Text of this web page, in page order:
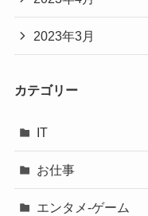
2023年3月
カテゴリー
IT
お仕事
エンタメ-ゲーム